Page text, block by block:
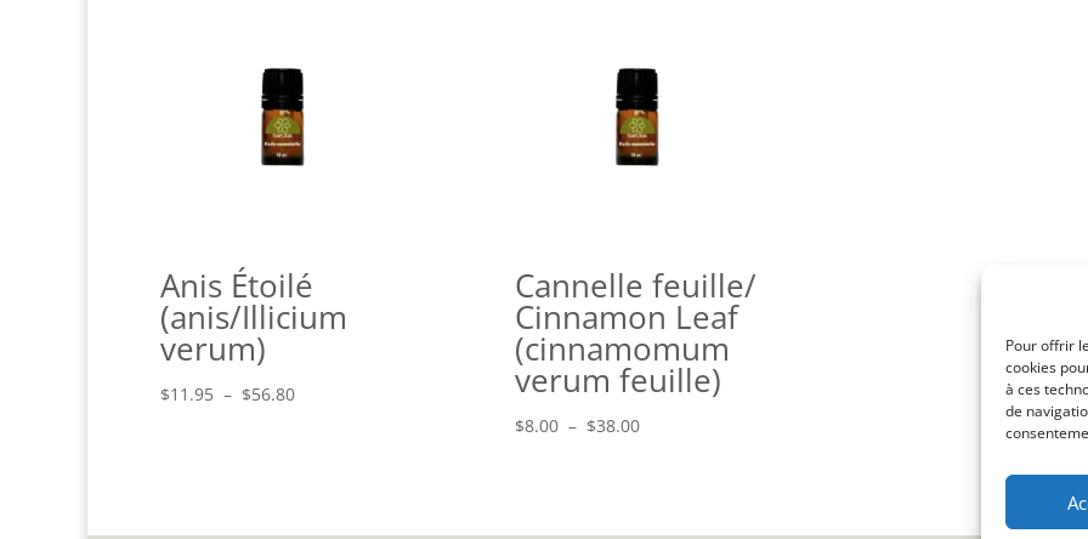
Pour offrir
cookies
à ces
de
Anis Étoilé
(anis/Illicium
verum)
$11.95 – $56.80Plage
$56.80
Cannelle feuille/
Cinnamon Leaf
(cinnamomum
verum feuille)
$8.00 – $38.00Plage